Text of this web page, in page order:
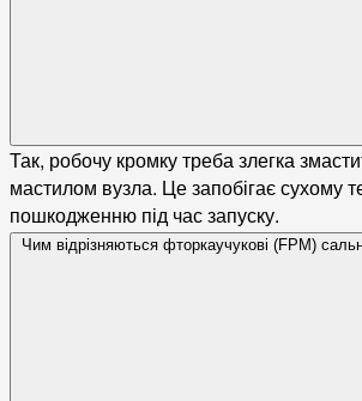
Так, робочу кромку треба злегка
мастилом вузла. Це запобігає сухому
пошкодженню під час запуску.
Чим відрізняються фторкаучукові (FPM)